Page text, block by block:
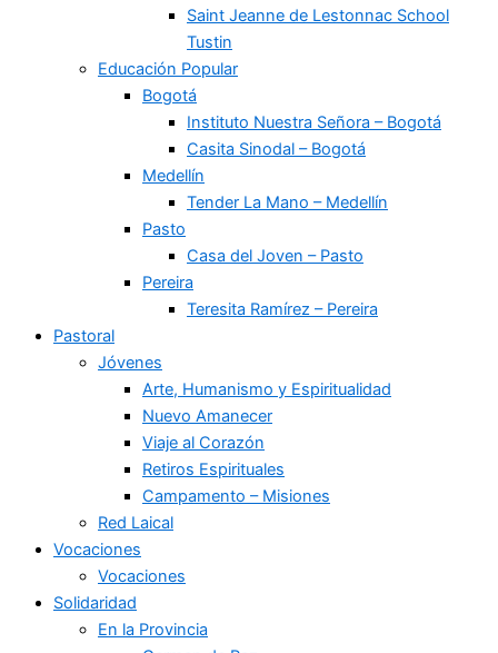
Saint Jeanne de Lestonnac School
Tustin
Educación Popular
Bogotá
Instituto Nuestra Señora – Bogotá
Casita Sinodal – Bogotá
Medellín
Tender La Mano – Medellín
Pasto
Casa del Joven – Pasto
Pereira
Teresita Ramírez – Pereira
Pastoral
Jóvenes
Arte, Humanismo y Espiritualidad
Nuevo Amanecer
Viaje al Corazón
Retiros Espirituales
Campamento – Misiones
Red Laical
Vocaciones
Vocaciones
Solidaridad
En la Provincia